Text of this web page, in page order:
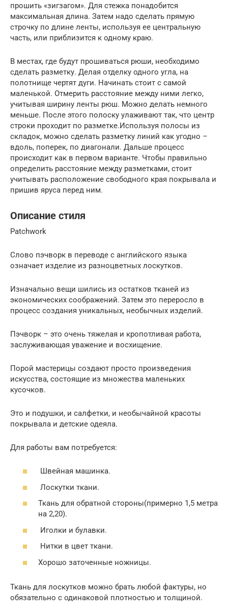
прошить «зигзагом». Для стежка понадобится
максимальная длина. Затем надо сделать прямую
строчку по длине ленты, используя ее центральную
часть, или приблизится к одному краю.
В местах, где будут прошиваться рюши, необходимо
сделать разметку. Делая отделку одного угла, на
полотнище чертят дуги. Начинать стоит с самой
маленькой. Отмерить расстояние между ними легко,
учитывая ширину ленты рюш. Можно делать немного
меньше. После этого полоску улаживают так, что центр
строки проходит по разметке.Используя полосы из
складок, можно сделать разметку линий как угодно –
вдоль, поперек, по диагонали. Дальше процесс
происходит как в первом варианте. Чтобы правильно
определить расстояние между разметками, стоит
учитывать расположение свободного края покрывала и
пришив яруса перед ним.
Описание стиля
Patchwork
Слово пэчворк в переводе с английского языка
означает изделие из разноцветных лоскутков.
Изначально вещи шились из остатков тканей из
экономических соображений. Затем это переросло в
процесс создания уникальных, необычных изделий.
Пэчворк – это очень тяжелая и кропотливая работа,
заслуживающая уважение и восхищение.
Порой мастерицы создают просто произведения
искусства, состоящие из множества маленьких
кусочков.
Это и подушки, и салфетки, и необычайной красоты
покрывала и детские одеяла.
Для работы вам потребуется:
Швейная машинка.
Лоскутки ткани.
Ткань для обратной стороны(примерно 1,5 метра
на 2,20).
Иголки и булавки.
Нитки в цвет ткани.
Хорошо заточенные ножницы.
Ткань для лоскутков можно брать любой фактуры, но
обязательно с одинаковой плотностью и толщиной.